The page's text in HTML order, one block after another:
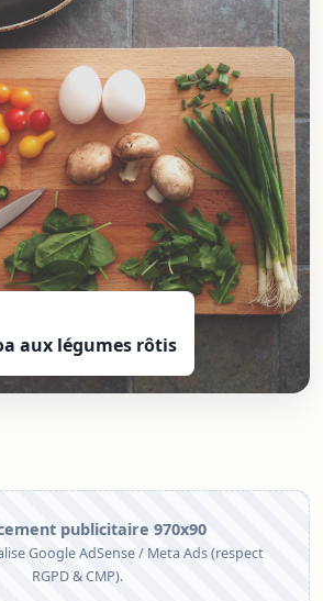
aux légumes rôtis
publicitaire 970x90
Google AdSense / Meta Ads (respect
RGPD & CMP).